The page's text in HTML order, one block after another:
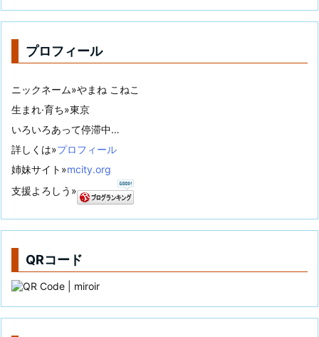
プロフィール
ニックネーム»やまね こねこ
生まれ·育ち»東京
いろいろあって停滞中…
詳しくは»プロフィール
姉妹サイト»mcity.org
支援よろしう»
QRコード